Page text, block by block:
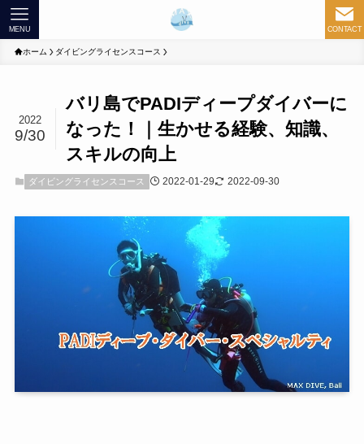
CONTACT
MENU
ホーム ダイビングライセンスコース
バリ島でPADIディープダイバーに
なった！｜生かせる経験、知識、
スキルの向上
2022
9/30
ダイビングライセンスコース 2022-01-29 2022-09-30